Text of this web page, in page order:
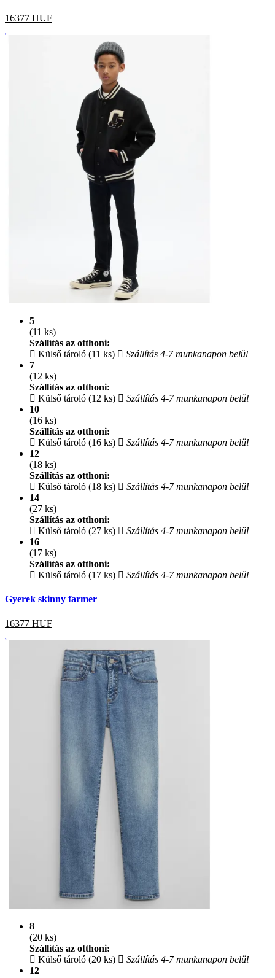
16377 HUF
5
(11 ks)
Szállítás az otthoni:
Külső tároló (11 ks)
Szállítás 4-7 munkanapon belül
7
(12 ks)
Szállítás az otthoni:
Külső tároló (12 ks)
Szállítás 4-7 munkanapon belül
10
(16 ks)
Szállítás az otthoni:
Külső tároló (16 ks)
Szállítás 4-7 munkanapon belül
12
(18 ks)
Szállítás az otthoni:
Külső tároló (18 ks)
Szállítás 4-7 munkanapon belül
14
(27 ks)
Szállítás az otthoni:
Külső tároló (27 ks)
Szállítás 4-7 munkanapon belül
16
(17 ks)
Szállítás az otthoni:
Külső tároló (17 ks)
Szállítás 4-7 munkanapon belül
Gyerek skinny farmer
16377 HUF
8
(20 ks)
Szállítás az otthoni:
Külső tároló (20 ks)
Szállítás 4-7 munkanapon belül
12